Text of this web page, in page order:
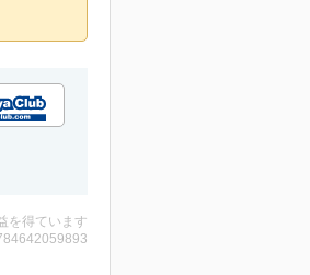
を得ています